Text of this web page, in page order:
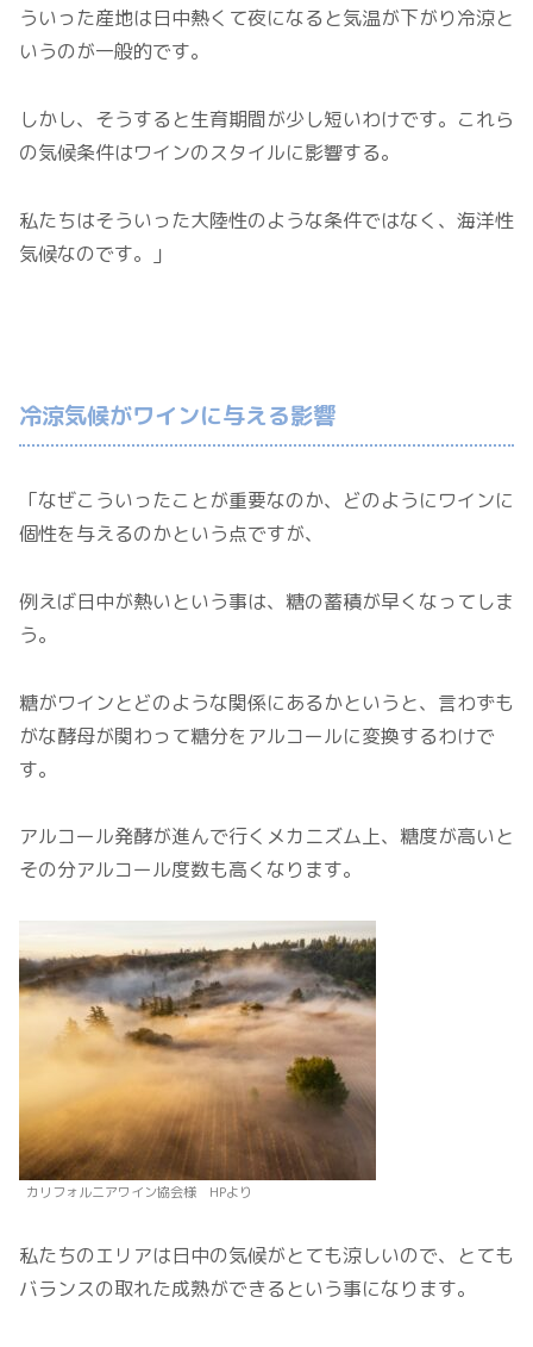
ういった産地は日中熱くて夜になると気温が下がり冷涼と
いうのが一般的です。
しかし、そうすると生育期間が少し短いわけです。これら
の気候条件はワインのスタイルに影響する。
私たちはそういった大陸性のような条件ではなく、海洋性
気候なのです。」
冷涼気候がワインに与える影響
「なぜこういったことが重要なのか、どのようにワインに
個性を与えるのかという点ですが、
例えば日中が熱いという事は、糖の蓄積が早くなってしま
う。
糖がワインとどのような関係にあるかというと、言わずも
がな酵母が関わって糖分をアルコールに変換するわけで
す。
アルコール発酵が進んで行くメカニズム上、糖度が高いと
その分アルコール度数も高くなります。
カリフォルニアワイン協会様 HPより
私たちのエリアは日中の気候がとても涼しいので、とても
バランスの取れた成熟ができるという事になります。